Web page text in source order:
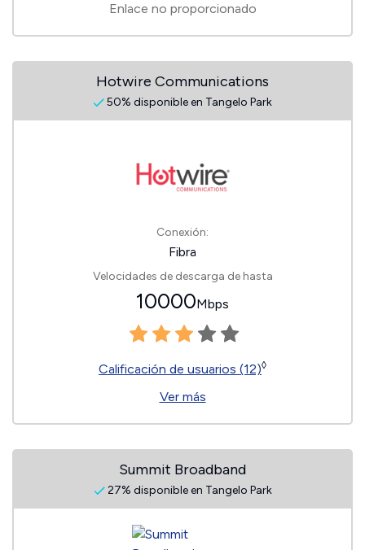
Enlace no proporcionado
Hotwire Communications
50% disponible en Tangelo Park
Conexión:
Fibra
Velocidades de descarga de hasta
10000Mbps
Calificación de usuarios (12)◊
Ver más
Summit Broadband
27% disponible en Tangelo Park